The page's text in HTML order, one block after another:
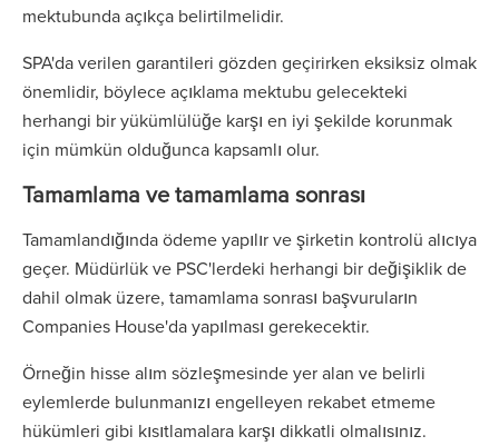
mektubunda açıkça belirtilmelidir.
SPA'da verilen garantileri gözden geçirirken eksiksiz olmak
önemlidir, böylece açıklama mektubu gelecekteki
herhangi bir yükümlülüğe karşı en iyi şekilde korunmak
için mümkün olduğunca kapsamlı olur.
Tamamlama ve tamamlama sonrası
Tamamlandığında ödeme yapılır ve şirketin kontrolü alıcıya
geçer. Müdürlük ve PSC'lerdeki herhangi bir değişiklik de
dahil olmak üzere, tamamlama sonrası başvuruların
Companies House'da yapılması gerekecektir.
Örneğin hisse alım sözleşmesinde yer alan ve belirli
eylemlerde bulunmanızı engelleyen rekabet etmeme
hükümleri gibi kısıtlamalara karşı dikkatli olmalısınız.